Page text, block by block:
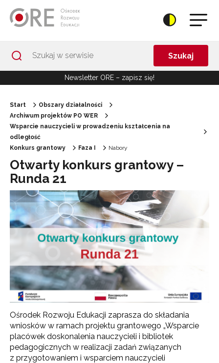
Szukaj
Newsletter ORE – zapisz się!
Start
Obszary działalności
Archiwum projektów PO WER
Wsparcie nauczycieli w prowadzeniu kształcenia na
odległość
Konkurs grantowy
Faza I Nabory
Otwarty konkurs grantowy –
Runda 21
Ośrodek Rozwoju Edukacji zaprasza do składania
wniosków w ramach projektu grantowego „Wsparcie
placówek doskonalenia nauczycieli i bibliotek
pedagogicznych w realizacji zadań związanych
z przygotowaniem i wsparciem nauczycieli